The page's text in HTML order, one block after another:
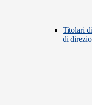
Titolari
di